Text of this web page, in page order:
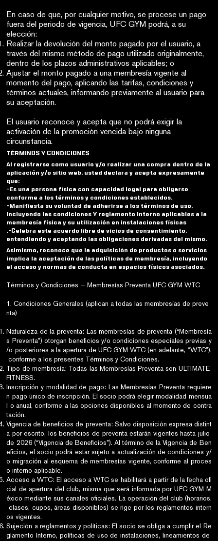
En caso de que, por cualquier motivo, se procese un pago
fuera del periodo de vigencia, UFC GYM podrá, a su
elección:
Realizar la devolución del monto pagado por el usuario, a
través del mismo método de pago utilizado originalmente,
dentro de los plazos administrativos aplicables; o
Ajustar el monto pagado a una membresía vigente al
momento del pago, aplicando las tarifas, condiciones y
términos actuales, informando previamente al usuario para
su aceptación.
El usuario reconoce y acepta que no podrá exigir la
activación de la promoción vencida bajo ninguna
circunstancia.
TÉRMINOS Y CONDICIONES
Al registrarse como usuario y/o realizar una compra dentro de la
aplicación y/o sitio web, usted declara y acepta expresamente
que:
-Es una persona física con capacidad legal para obligarse
conforme a los términos y condiciones establecidos.
-Manifiesta su voluntad de adherirse a los términos de uso,
incluyendo las condiciones Y reglamento interno aplicables a la
membresía física y su utilización en instalaciones físicas
.-Celebra este acuerdo libre de vicios de consentimiento,
entendiendo y aceptando las obligaciones derivadas del mismo.
Asimismo, reconoce que la adquisición de productos o servicios
implica la aceptación de las políticas de membresía, incluyendo
el acceso y normas de conducta en espacios físicos asociados.
Términos y Condiciones — Membresías Preventa UFC GYM WTC
1. Condiciones Generales (aplican a todas las membresías de preve
nta)
Naturaleza de la preventa: Las membresías de preventa (“Membresía
s Preventa”) otorgan beneficios y/o condiciones especiales previas y
/o posteriores a la apertura de UFC GYM WTC (en adelante, “WTC”),
conforme a los presentes Términos y Condiciones.
Tipo de membresía: Todas las Membresías Preventa son ULTIMATE
FITNESS.
Inscripción y modalidad de pago: Las Membresías Preventa requiere
n pago único de inscripción. El socio podrá elegir modalidad mensua
l o anual, conforme a las opciones disponibles al momento de contra
tación.
Vigencia de beneficios de preventa: Salvo disposición expresa distint
a por escrito, los beneficios de preventa estarán vigentes hasta julio
de 2026 (“Vigencia de Beneficios”). Al término de la Vigencia de Ben
eficios, el socio podrá estar sujeto a actualización de condiciones y/
o migración al esquema de membresías vigente, conforme al proces
o interno aplicable.
Acceso a WTC: El acceso a WTC se habilitará a partir de la fecha ofi
cial de apertura del club, misma que será informada por UFC GYM M
éxico mediante sus canales oficiales. La operación del club (horarios,
clases, cupos, áreas disponibles) se rige por los reglamentos intern
os vigentes.
Sujeción a reglamentos y políticas: El socio se obliga a cumplir el Re
glamento Interno, políticas de uso de instalaciones, lineamientos de